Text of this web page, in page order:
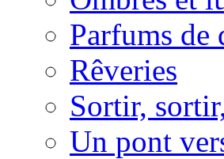
Parfums de
Rêveries
Sortir,
Un pont